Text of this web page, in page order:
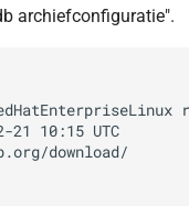
archiefconfiguratie".
10:15 UTC
download/